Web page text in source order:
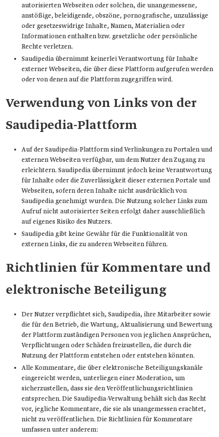
autorisierten Webseiten oder solchen, die unangemessene,
anstößige, beleidigende, obszöne, pornografische, unzulässige
oder gesetzeswidrige Inhalte, Namen, Materialien oder
Informationen enthalten bzw. gesetzliche oder persönliche
Rechte verletzen.
Saudipedia übernimmt keinerlei Verantwortung für Inhalte
externer Webseiten, die über diese Plattform aufgerufen werden
oder von denen auf die Plattform zugegriffen wird.
Verwendung von Links von der
Saudipedia-Plattform
Auf der Saudipedia-Plattform sind Verlinkungen zu Portalen und
externen Webseiten verfügbar, um dem Nutzer den Zugang zu
erleichtern. Saudipedia übernimmt jedoch keine Verantwortung
für Inhalte oder die Zuverlässigkeit dieser externen Portale und
Webseiten, sofern deren Inhalte nicht ausdrücklich von
Saudipedia genehmigt wurden. Die Nutzung solcher Links zum
Aufruf nicht autorisierter Seiten erfolgt daher ausschließlich
auf eigenes Risiko des Nutzers.
Saudipedia gibt keine Gewähr für die Funktionalität von
externen Links, die zu anderen Webseiten führen.
Richtlinien für Kommentare und
elektronische Beteiligung
Der Nutzer verpflichtet sich, Saudipedia, ihre Mitarbeiter sowie
die für den Betrieb, die Wartung, Aktualisierung und Bewertung
der Plattform zuständigen Personen von jeglichen Ansprüchen,
Verpflichtungen oder Schäden freizustellen, die durch die
Nutzung der Plattform entstehen oder entstehen könnten.
Alle Kommentare, die über elektronische Beteiligungskanäle
eingereicht werden, unterliegen einer Moderation, um
sicherzustellen, dass sie den Veröffentlichungsrichtlinien
entsprechen. Die Saudipedia-Verwaltung behält sich das Recht
vor, jegliche Kommentare, die sie als unangemessen erachtet,
nicht zu veröffentlichen. Die Richtlinien für Kommentare
umfassen unter anderem: